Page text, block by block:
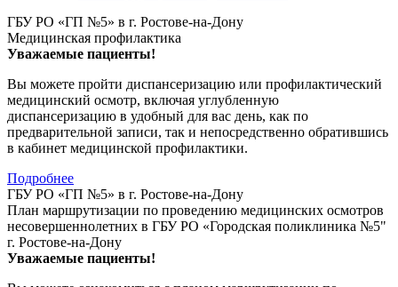
ГБУ РО «ГП №5» в г. Ростове-на-Дону
Медицинская профилактика
Уважаемые пациенты!
Вы можете пройти диспансеризацию или профилактический
медицинский осмотр, включая углубленную
диспансеризацию в удобный для вас день, как по
предварительной записи, так и непосредственно обратившись
в кабинет медицинской профилактики.
Подробнее
ГБУ РО «ГП №5» в г. Ростове-на-Дону
План маршрутизации по проведению медицинских осмотров
несовершеннолетних в ГБУ РО «Городская поликлиника №5"
г. Ростове-на-Дону
Уважаемые пациенты!